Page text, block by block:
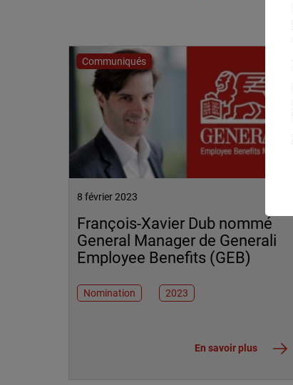
Communiqués
8 février 2023
François-Xavier Dub nommé
General Manager de Generali
Employee Benefits (GEB)
Nomination 2023
En savoir plus